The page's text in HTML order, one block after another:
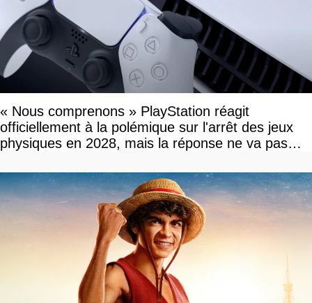
« Nous comprenons » PlayStation réagit
officiellement à la polémique sur l'arrêt des jeux
physiques en 2028, mais la réponse ne va pas